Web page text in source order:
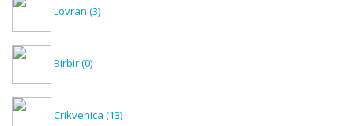
Lovran (3)
Birbir(0)
Crikvenica (13)